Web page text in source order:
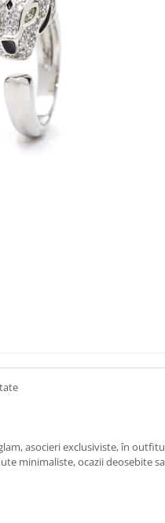
asocieri exclusiviste, în
minimaliste, ocazii deosebite